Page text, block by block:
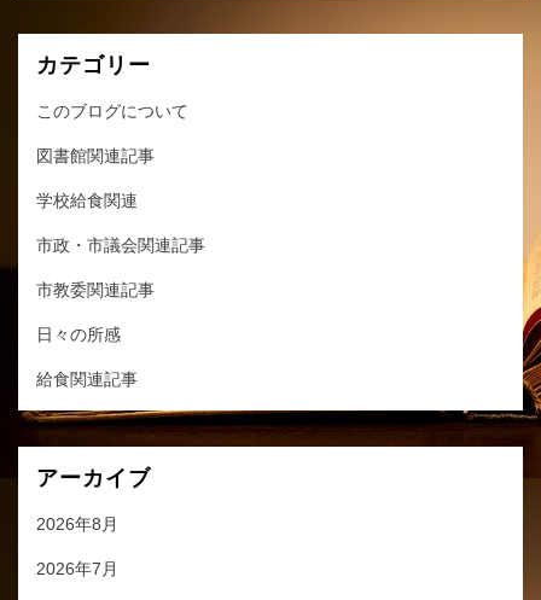
カテゴリー
このブログについて
図書館関連記事
学校給食関連
市政・市議会関連記事
市教委関連記事
日々の所感
給食関連記事
アーカイブ
2026年8月
2026年7月